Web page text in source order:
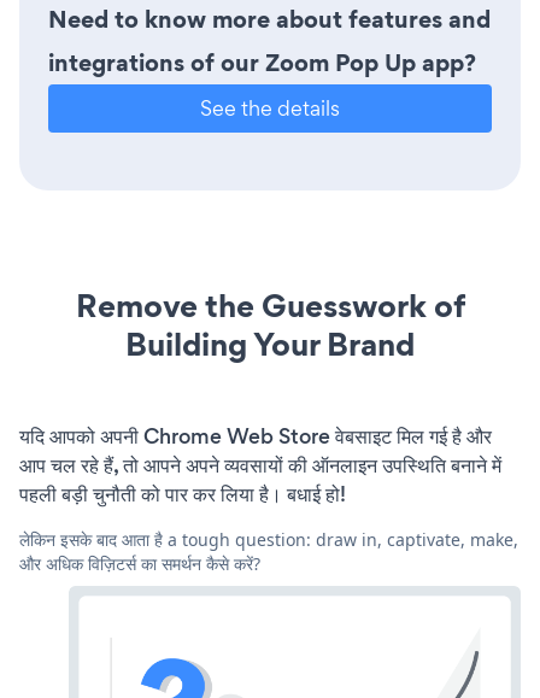
Need to know more about features and
integrations of our Zoom Pop Up app?
See the details
Remove the Guesswork of
Building Your Brand
यदि आपको अपनी Chrome Web Store वेबसाइट मिल गई है और
आप चल रहे हैं, तो आपने अपने व्यवसायों की ऑनलाइन उपस्थिति बनाने में
पहली बड़ी चुनौती को पार कर लिया है। बधाई हो!
लेकिन इसके बाद आता है a tough question: draw in, captivate, make,
और अधिक विज़िटर्स का समर्थन कैसे करें?